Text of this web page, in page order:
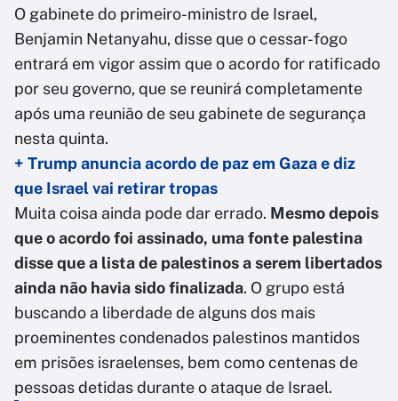
O gabinete do primeiro-ministro de Israel,
Benjamin Netanyahu, disse que o cessar-fogo
entrará em vigor assim que o acordo for ratificado
por seu governo, que se reunirá completamente
após uma reunião de seu gabinete de segurança
nesta quinta.
+ Trump anuncia acordo de paz em Gaza e diz
que Israel vai retirar tropas
Muita coisa ainda pode dar errado. Mesmo depois
que o acordo foi assinado, uma fonte palestina
disse que a lista de palestinos a serem libertados
ainda não havia sido finalizada. O grupo está
buscando a liberdade de alguns dos mais
proeminentes condenados palestinos mantidos
em prisões israelenses, bem como centenas de
pessoas detidas durante o ataque de Israel.